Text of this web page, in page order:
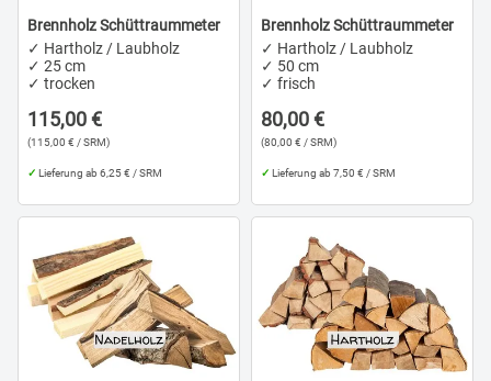
Brennholz Schüttraummeter
✓ Hartholz / Laubholz
✓ 25 cm
✓ trocken
115,00 €
(115,00 € / SRM)
✓ Lieferung ab 6,25 € / SRM
Brennholz Schüttraummeter
✓ Hartholz / Laubholz
✓ 50 cm
✓ frisch
80,00 €
(80,00 € / SRM)
✓ Lieferung ab 7,50 € / SRM